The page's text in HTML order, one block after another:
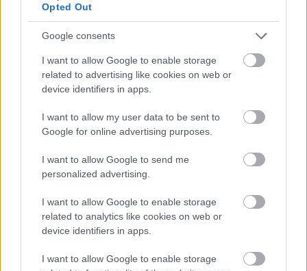
Opted Out
Google consents
I want to allow Google to enable storage
related to advertising like cookies on web or
device identifiers in apps.
I want to allow my user data to be sent to
Google for online advertising purposes.
I want to allow Google to send me
personalized advertising.
I want to allow Google to enable storage
related to analytics like cookies on web or
device identifiers in apps.
I want to allow Google to enable storage
ΣΕΦ: Επαναπροκηρύσσεται η ενεργειακή
διαγωνισμός
Τζέφρι Μονκαντά: Ποιος είναι ο «εγκέφαλος» που